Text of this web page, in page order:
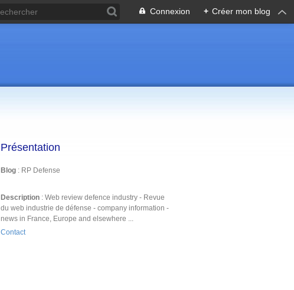
Connexion + Créer mon blog
Présentation
Blog : RP Defense
Description : Web review defence industry - Revue
du web industrie de défense - company information -
news in France, Europe and elsewhere ...
Contact